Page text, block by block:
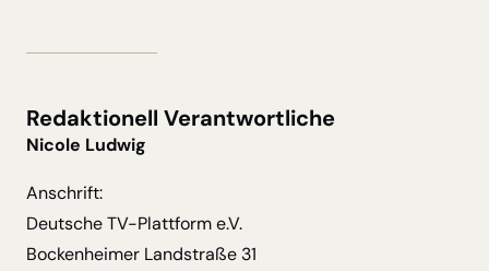
Redaktionell Verantwortliche
Nicole Ludwig
Anschrift:
Deutsche TV-Plattform e.V.
Bockenheimer Landstraße 31